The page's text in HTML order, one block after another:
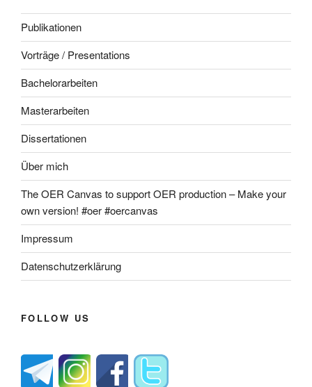
Publikationen
Vorträge / Presentations
Bachelorarbeiten
Masterarbeiten
Dissertationen
Über mich
The OER Canvas to support OER production – Make your
own version! #oer #oercanvas
Impressum
Datenschutzerklärung
FOLLOW US